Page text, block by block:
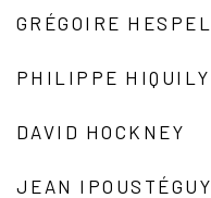
GRÉGOIRE HESPEL
PHILIPPE HIQUILY
DAVID HOCKNEY
JEAN IPOUSTÉGUY